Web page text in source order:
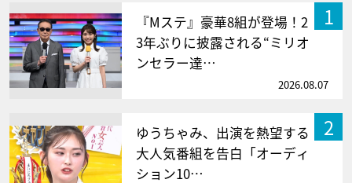
1
『Mステ』豪華8組が登場！2
3年ぶりに披露される“ミリオ
ンセラー達…
2026.08.07
2
ゆうちゃみ、出演を熱望する
大人気番組を告白「オーディ
ション10…